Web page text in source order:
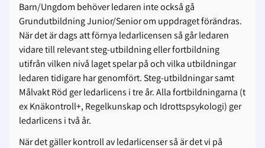
Barn/Ungdom behöver ledaren inte också gå
Grundutbildning Junior/Senior om uppdraget förändras.
När det är dags att förnya ledarlicensen så går ledaren
vidare till relevant steg-utbildning eller fortbildning
utifrån vilken nivå laget spelar på och vilka utbildningar
ledaren tidigare har genomfört. Steg-utbildningar samt
Målvakt Röd ger ledarlicens i tre år. Alla fortbildningarna (t
ex Knäkontroll+, Regelkunskap och Idrottspsykologi) ger
ledarlicens i två år.
När det gäller kontroll av ledarlicenser så är det vi på